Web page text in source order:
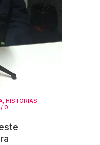
, HISTORIAS
/ 0